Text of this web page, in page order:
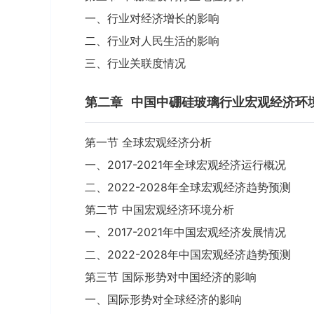
一、行业对经济增长的影响
二、行业对人民生活的影响
三、行业关联度情况
第二章 中国中硼硅玻璃行业宏观经济环
第一节 全球宏观经济分析
一、2017-2021年全球宏观经济运行概况
二、2022-2028年全球宏观经济趋势预测
第二节 中国宏观经济环境分析
一、2017-2021年中国宏观经济发展情况
二、2022-2028年中国宏观经济趋势预测
第三节 国际形势对中国经济的影响
一、国际形势对全球经济的影响